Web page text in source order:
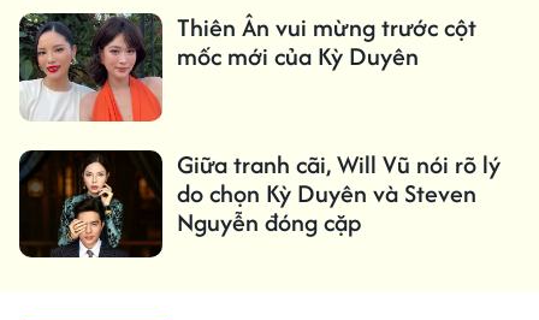
Thiên Ân vui mừng trước cột
mốc mới của Kỳ Duyên
Giữa tranh cãi, Will Vũ nói rõ lý
do chọn Kỳ Duyên và Steven
Nguyễn đóng cặp